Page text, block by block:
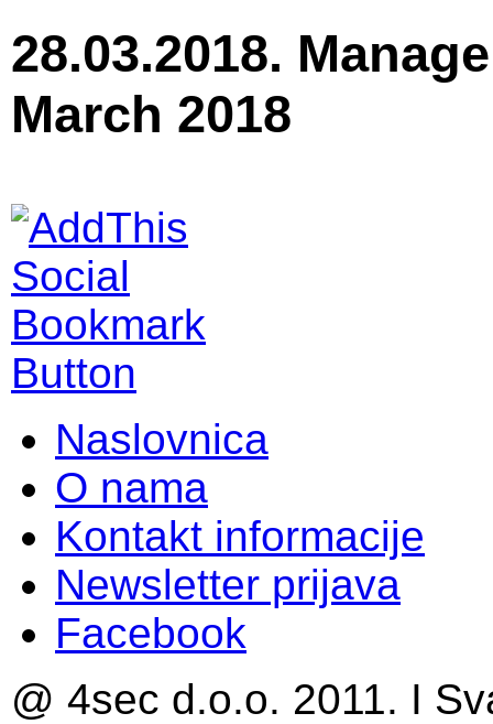
28.03.2018.
March 2018
Naslovnica
O nama
Kontakt informacije
Newsletter prijava
Facebook
@ 4sec d.o.o. 2011. I